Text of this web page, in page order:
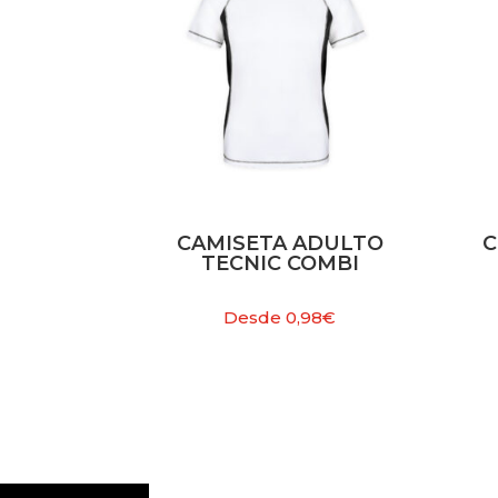
CAMISETA ADULTO
TECNIC COMBI
Desde0,98€